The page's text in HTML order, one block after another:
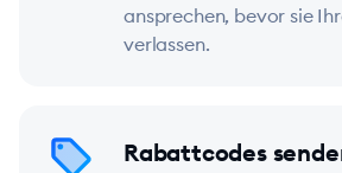
ansprechen, bevor sie
verlassen.
Rabattcodes